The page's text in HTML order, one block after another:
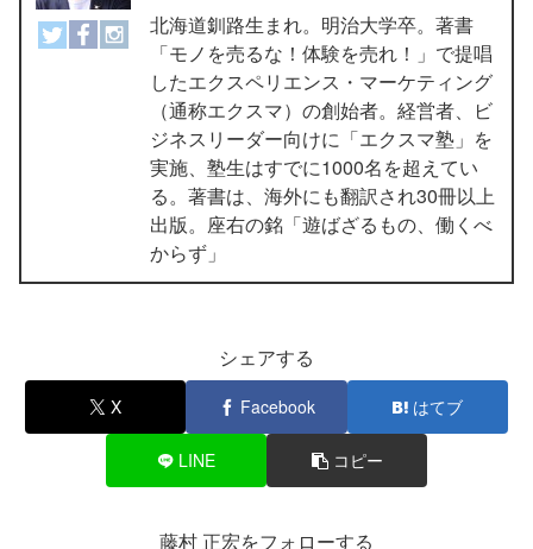
北海道釧路生まれ。明治大学卒。著書
「モノを売るな！体験を売れ！」で提唱
したエクスペリエンス・マーケティング
（通称エクスマ）の創始者。経営者、ビ
ジネスリーダー向けに「エクスマ塾」を
実施、塾生はすでに1000名を超えてい
る。著書は、海外にも翻訳され30冊以上
出版。座右の銘「遊ばざるもの、働くべ
からず」
シェアする
X Facebook はてブ
LINE コピー
藤村 正宏をフォローする